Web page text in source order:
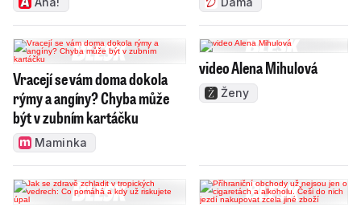
Vracejí se vám doma dokola
rýmy a angíny? Chyba může
být v zubním kartáčku
Maminka
video Alena Mihulová
Ženy